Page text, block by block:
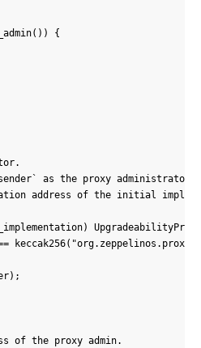
{
as the proxy administrator.
address of the initial
of the proxy admin.